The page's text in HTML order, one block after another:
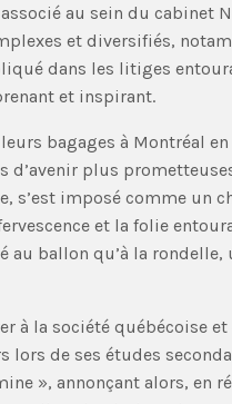
au sein du cabinet
et diversifiés,
dans les litiges
et inspirant.
bagages à Montréal
d’avenir plus
s’est imposé comme un
et la folie
au ballon qu’à la
à la société québécoise
lors de ses études
», annonçant alors, en